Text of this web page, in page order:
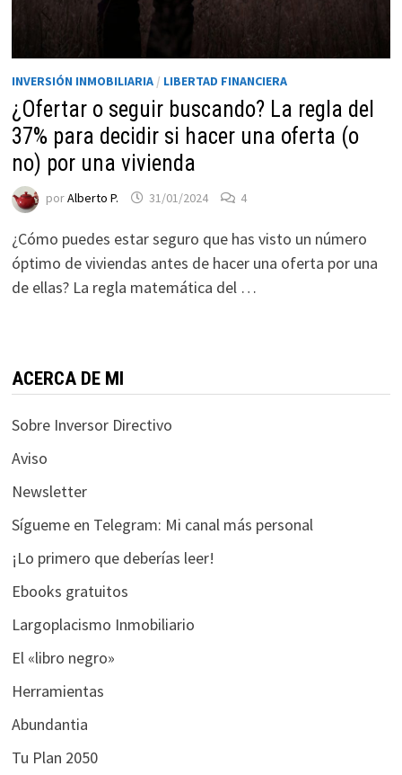
INVERSIÓN INMOBILIARIA/ LIBERTAD FINANCIERA
¿Ofertar o seguir buscando? La regla del
37% para decidir si hacer una oferta (o
no) por una vivienda
porAlberto P. 31/01/2024 4
¿Cómo puedes estar seguro que has visto un número
óptimo de viviendas antes de hacer una oferta por una
de ellas? La regla matemática del …
ACERCA DE MI
Sobre Inversor Directivo
Aviso
Newsletter
Sígueme en Telegram: Mi canal más personal
¡Lo primero que deberías leer!
Ebooks gratuitos
Largoplacismo Inmobiliario
El «libro negro»
Herramientas
Abundantia
Tu Plan 2050
Necesarias
Estas
cookies no
opcionales.
Son
necesarias
Para que
podamos
funcionalidad
de la web, en
base a cómo
Experiencia
Para que
nuestra web
mejor posible
visita. Si